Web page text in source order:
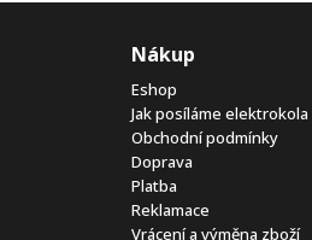
Nákup
Eshop
Jak posíláme elektrokola
Obchodní podmínky
Doprava
Platba
Reklamace
Vrácení a výměna zboží